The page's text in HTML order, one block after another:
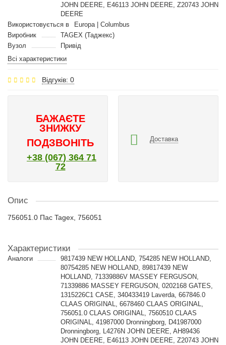
JOHN DEERE, E46113 JOHN DEERE, Z20743 JOHN
DEERE
Використовується в
Europa | Columbus
Виробник
TAGEX (Таджекс)
Вузол
Привід
Всі характеристики
Відгуків: 0
БАЖАЄТЕ
ЗНИЖКУ
ПОДЗВОНІТЬ
+38 (067) 364 71
72
Доставка
Опис
756051.0 Пас Tagex, 756051
Характеристики
Аналоги
9817439 NEW HOLLAND, 754285 NEW HOLLAND,
80754285 NEW HOLLAND, 89817439 NEW
HOLLAND, 71339886V MASSEY FERGUSON,
71339886 MASSEY FERGUSON, 0202168 GATES,
1315226C1 CASE, 340433419 Laverda, 667846.0
CLAAS ORIGINAL, 6678460 CLAAS ORIGINAL,
756051.0 CLAAS ORIGINAL, 7560510 CLAAS
ORIGINAL, 41987000 Dronningborg, D41987000
Dronningborg, L4276N JOHN DEERE, AH89436
JOHN DEERE, E46113 JOHN DEERE, Z20743 JOHN